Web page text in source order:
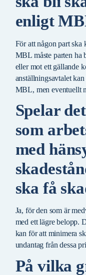
enligt
För att någon part ska
MBL måste parten ha
eller mot ett gällande
anställningsavtalet
MBL, men eventuellt
Spelar
som
med
ska få
Ja, för den som är
med ett lägre belopp.
kan för att minimera
undantag från dessa
På vilka